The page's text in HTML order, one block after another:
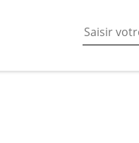
sur ce site vous
de contenu sur les